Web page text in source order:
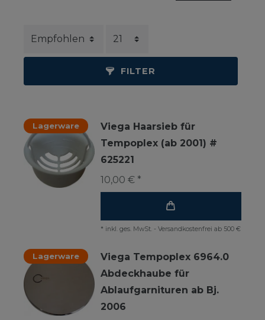
FILTER
Lagerware
Viega Haarsieb für
Tempoplex (ab 2001) #
625221
10,00 € *
* inkl. ges. MwSt. - Versandkostenfrei ab 500 €
Lagerware
Viega Tempoplex 6964.0
Abdeckhaube für
Ablaufgarnituren ab Bj.
2006